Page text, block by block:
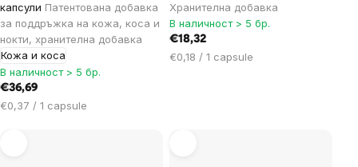
капсули Патентована добавка
за поддръжка на кожа, коса и
нокти, хранителна добавка
Кожа и коса
В наличност > 5 бр.
€36,69
Цена
€0,37 / 1 capsule
Хранителна добавка
В наличност > 5 бр.
€18,32
Цена
€0,18 / 1 capsule